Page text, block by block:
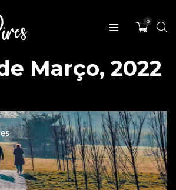
0
Março, 2022